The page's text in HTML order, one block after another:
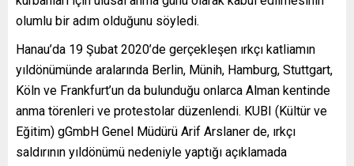
olumlu bir adım olduğunu söyledi.
Hanau’da 19 Şubat 2020’de gerçekleşen ırkçı katliamın
yıldönümünde aralarında Berlin, Münih, Hamburg, Stuttgart,
Köln ve Frankfurt’un da bulunduğu onlarca Alman kentinde
anma törenleri ve protestolar düzenlendi. KUBI (Kültür ve
Eğitim) gGmbH Genel Müdürü Arif Arslaner de, ırkçı
saldırının yıldönümü nedeniyle yaptığı açıklamada